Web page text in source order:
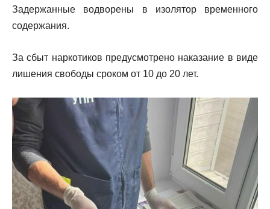
Задержанные водворены в изолятор временного
содержания.
За сбыт наркотиков предусмотрено наказание в виде
лишения свободы сроком от 10 до 20 лет.